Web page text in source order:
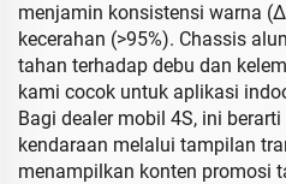
menjamin konsistensi warna
kecerahan (>95%). Chassis
tahan terhadap debu dan
kami cocok untuk aplikasi
Bagi dealer mobil 4S, ini
kendaraan melalui tampilan
menampilkan konten promosi